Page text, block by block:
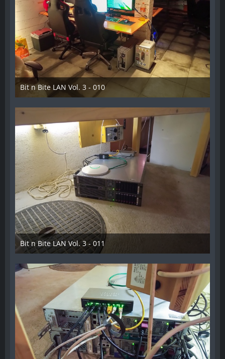
Bit n Bite LAN Vol. 3 - 010
8. Juni 2023
Bit n Bite LAN Vol. 3 - 011
8. Juni 2023